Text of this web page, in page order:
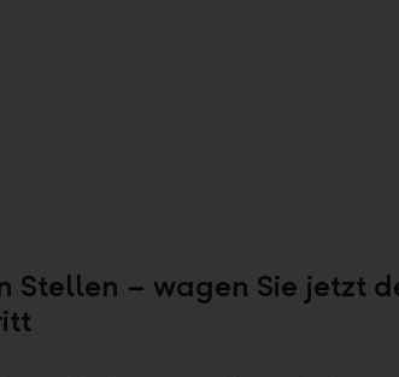
Stellen – wagen Sie jetzt